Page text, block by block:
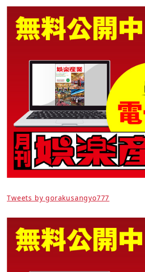
Tweets by gorakusangyo777